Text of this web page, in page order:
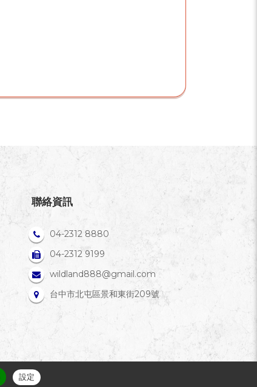
聯絡資訊
04-2312 8880
04-2312 9199
wildland888@gmail.com
台中市北屯區景和東街209號
設定